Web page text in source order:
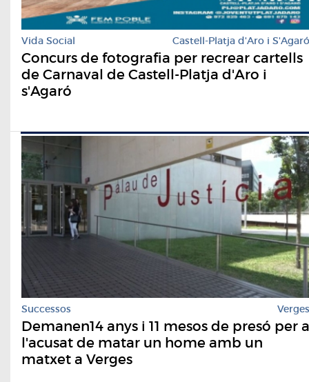
Vida Social Castell-Platja d'Aro i S'Agaró
Concurs de fotografia per recrear cartells
de Carnaval de Castell-Platja d'Aro i
s'Agaró
Successos Verges
Demanen14 anys i 11 mesos de presó per a
l'acusat de matar un home amb un
matxet a Verges